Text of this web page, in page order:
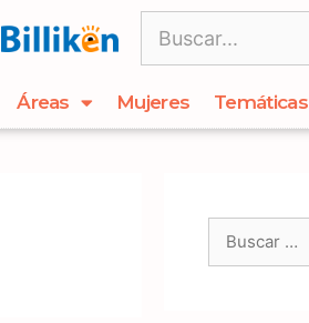
Áreas Mujeres Temáticas